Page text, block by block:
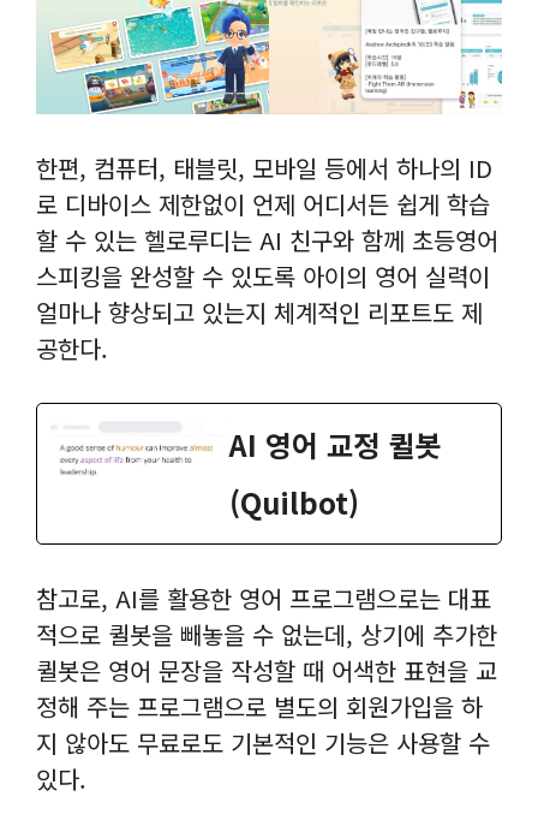
한편, 컴퓨터, 태블릿, 모바일 등에서 하나의 ID
로 디바이스 제한없이 언제 어디서든 쉽게 학습
할 수 있는 헬로루디는 AI 친구와 함께 초등영어
스피킹을 완성할 수 있도록 아이의 영어 실력이
얼마나 향상되고 있는지 체계적인 리포트도 제
공한다.
AI 영어 교정 퀼봇
(Quilbot)
참고로, AI를 활용한 영어 프로그램으로는 대표
적으로 퀼봇을 빼놓을 수 없는데, 상기에 추가한
퀼봇은 영어 문장을 작성할 때 어색한 표현을 교
정해 주는 프로그램으로 별도의 회원가입을 하
지 않아도 무료로도 기본적인 기능은 사용할 수
있다.